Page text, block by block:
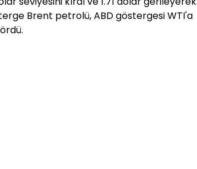
Brent petrolü, ABD göstergesi WTI'a